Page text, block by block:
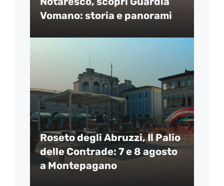
Vomano: storia e panorami
Roseto degli Abruzzi, Il Palio
delle Contrade: 7 e 8 agosto
a Montepagano